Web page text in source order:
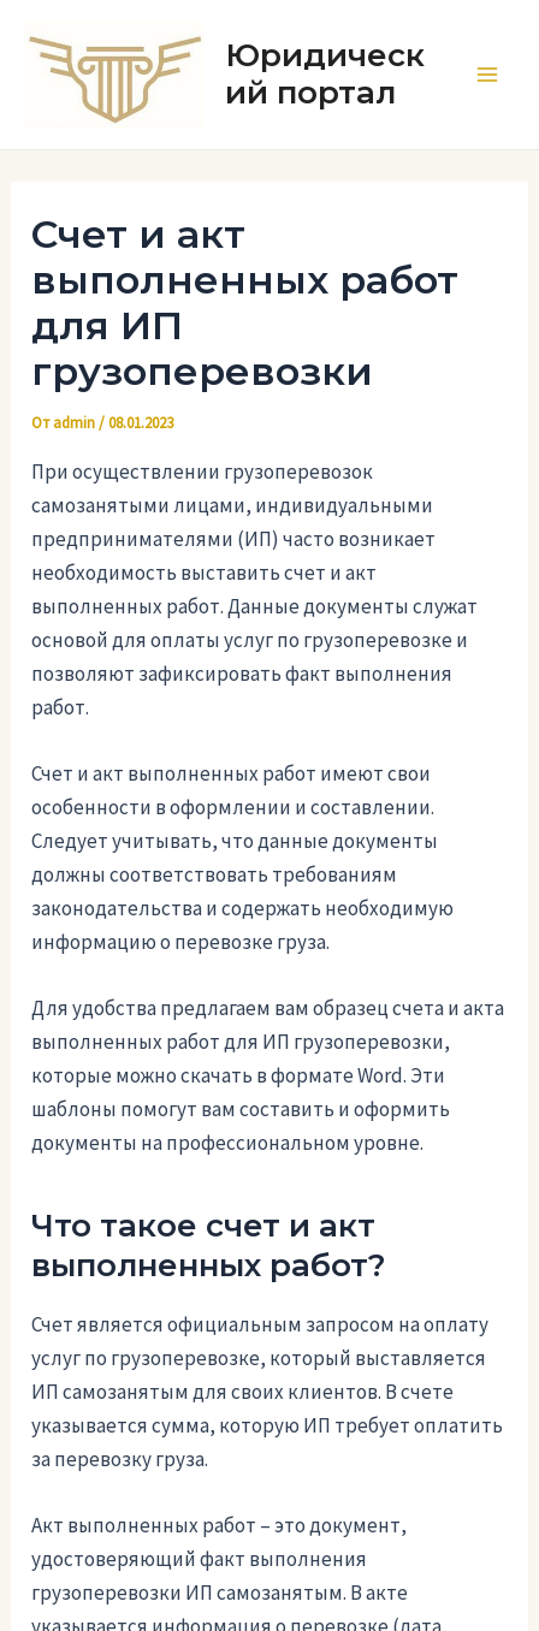
содержимому
Юридическ
ий портал
Счет и акт
выполненных работ
для ИП
грузоперевозки
Отadmin/08.01.2023
При осуществлении грузоперевозок
самозанятыми лицами, индивидуальными
предпринимателями (ИП) часто возникает
необходимость выставить счет и акт
выполненных работ. Данные документы служат
основой для оплаты услуг по грузоперевозке и
позволяют зафиксировать факт выполнения
работ.
Счет и акт выполненных работ имеют свои
особенности в оформлении и составлении.
Следует учитывать, что данные документы
должны соответствовать требованиям
законодательства и содержать необходимую
информацию о перевозке груза.
Для удобства предлагаем вам образец счета и акта
выполненных работ для ИП грузоперевозки,
которые можно скачать в формате Word. Эти
шаблоны помогут вам составить и оформить
документы на профессиональном уровне.
Что такое счет и акт
выполненных работ?
Счет является официальным запросом на оплату
услуг по грузоперевозке, который выставляется
ИП самозанятым для своих клиентов. В счете
указывается сумма, которую ИП требует оплатить
за перевозку груза.
Акт выполненных работ – это документ,
удостоверяющий факт выполнения
грузоперевозки ИП самозанятым. В акте